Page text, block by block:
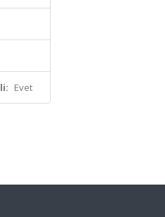
Evet